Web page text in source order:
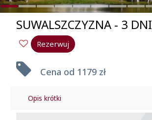
SUWALSZCZYZNA - 3 DNI
Rezerwuj
Cena od 1179 zł
Opis krótki